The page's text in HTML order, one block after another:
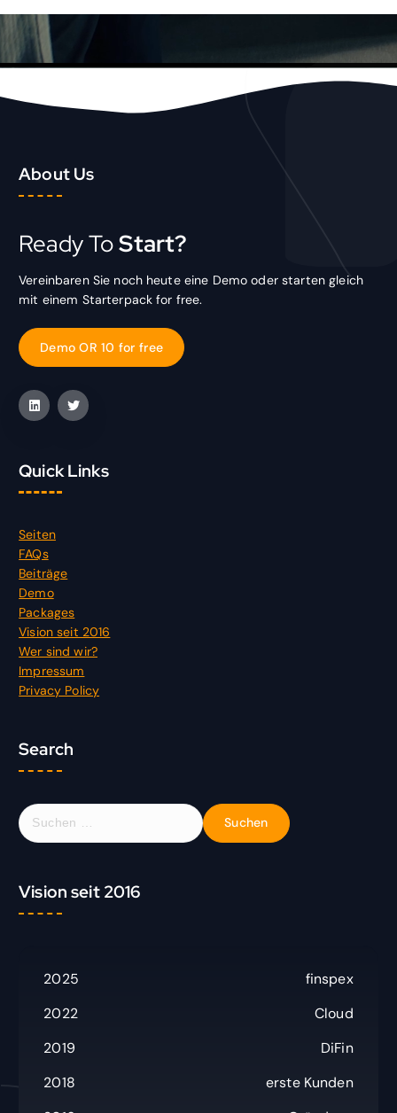
About Us
Ready ToStart?
Vereinbaren Sie noch heute eine Demo oder starten gleich
mit einem Starterpack for free.
Demo OR 10 for free
Quick Links
Seiten
FAQs
Beiträge
Demo
Packages
Vision seit 2016
Wer sind wir?
Impressum
Privacy Policy
Search
S
u
e
n
Vision seit 2016
2025
finspex
2022
Cloud
2019
DiFin
2018
erste Kunden